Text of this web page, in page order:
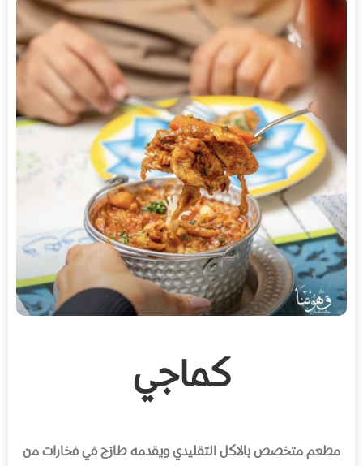
كماجي
مطعم متخصص بالاكل التقليدي ويقدمه طازج في فخارات من